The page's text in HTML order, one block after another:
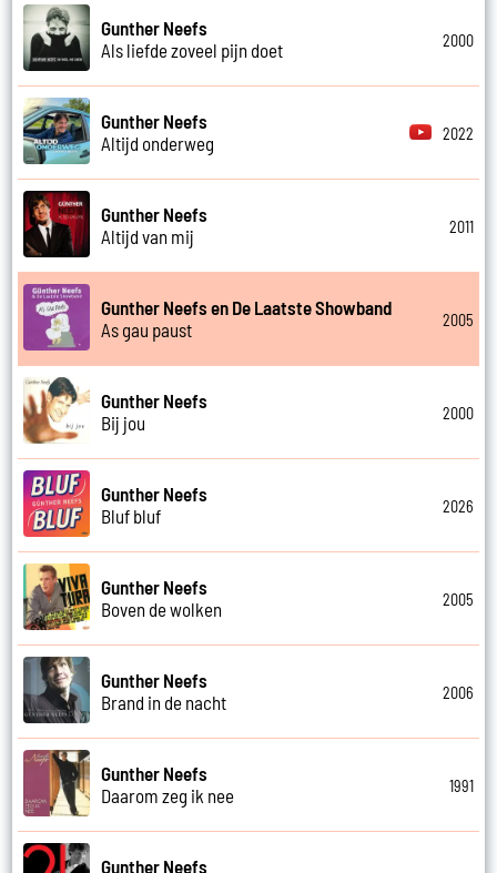
Gunther Neefs
Als liefde zoveel pijn doet
2000
Gunther Neefs
Altijd onderweg
2022
Gunther Neefs
Altijd van mij
2011
Gunther Neefs en De Laatste Showband
As gau paust
2005
Gunther Neefs
Bij jou
2000
Gunther Neefs
Bluf bluf
2026
Gunther Neefs
Boven de wolken
2005
Gunther Neefs
Brand in de nacht
2006
Gunther Neefs
Daarom zeg ik nee
1991
Gunther Neefs